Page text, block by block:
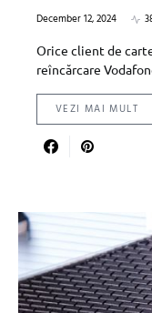
December 12, 2024
Orice client de
reîncărcare
VEZI MAI MULT